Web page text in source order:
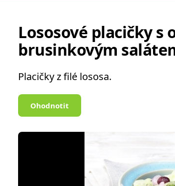
Lososové placičky s
brusinkovým
Placičky z filé lososa.
Ohodnotit